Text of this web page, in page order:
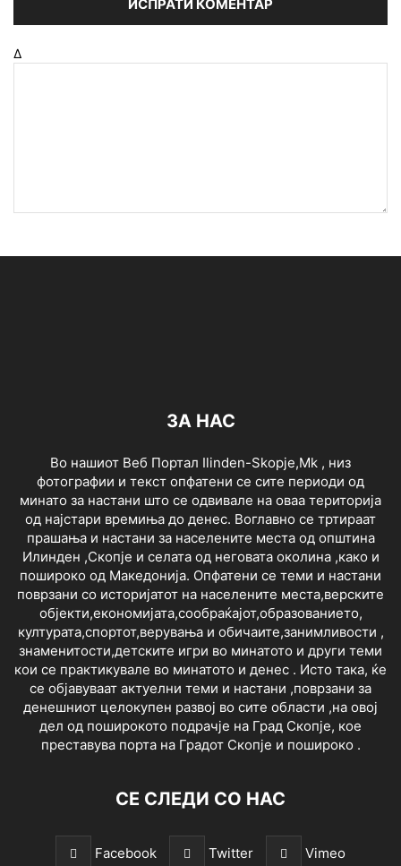
Δ
ЗА НАС
Во нашиот Веб Портал Ilinden-Skopje,Mk , низ
фотографии и текст опфатени се сите периоди од
минато за настани што се одвивале на оваа територија
од најстари времиња до денес. Воглавно се тртираат
прашања и настани за населените места од општина
Илинден ,Скопје и селата од неговата околина ,како и
пошироко од Македонија. Опфатени се теми и настани
поврзани со историјатот на населените места,верските
објекти,економијата,сообраќајот,образованието,
културата,спортот,верувања и обичаите,занимливости ,
знаменитости,детските игри во минатото и други теми
кои се практикувале во минатото и денес . Исто така, ќе
се објавуваат актуелни теми и настани ,поврзани за
денешниот целокупен развој во сите области ,на овој
дел од поширокото подрачје на Град Скопје, кое
преставува порта на Градот Скопје и пошироко .
СЕ СЛЕДИ СО НАС
Facebook Twitter Vimeo